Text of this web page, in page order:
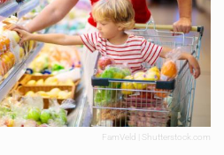
FamVeld | Shutterstock.com